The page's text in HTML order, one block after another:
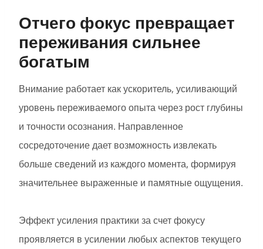
Отчего фокус превращает
переживания сильнее
богатым
Внимание работает как ускоритель, усиливающий
уровень переживаемого опыта через рост глубины
и точности осознания. Направленное
сосредоточение дает возможность извлекать
больше сведений из каждого момента, формируя
значительнее выраженные и памятные ощущения.
Эффект усиления практики за счет фокусу
проявляется в усилении любых аспектов текущего